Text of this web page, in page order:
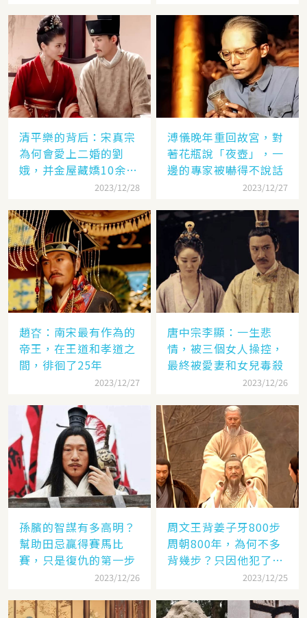
清平樂的背后：宋真宗
為何會愛上二婚的劉
娥，并金屋藏嬌10余
2023/12/28
溥儀晚年重回故宮，對
著花瓶說「夜壺」，一
邊的專家被嚇得不說話
2023/12/27
趙昚：南宋最有作為的
帝王，在王道和孝道之
間，徘徊了25年
2023/12/27
唐中宗李顯：一生悲
情，被三個女人操控，
最終被愛妻和女兒毒殺
2023/12/26
孫臏的智謀有多高明？
幫助田忌贏得賽馬比
賽，只是復仇的第一步
2023/12/26
周文王背姜子牙800步
周朝800年，為何不多
背幾步？只因他犯了個
2023/12/25